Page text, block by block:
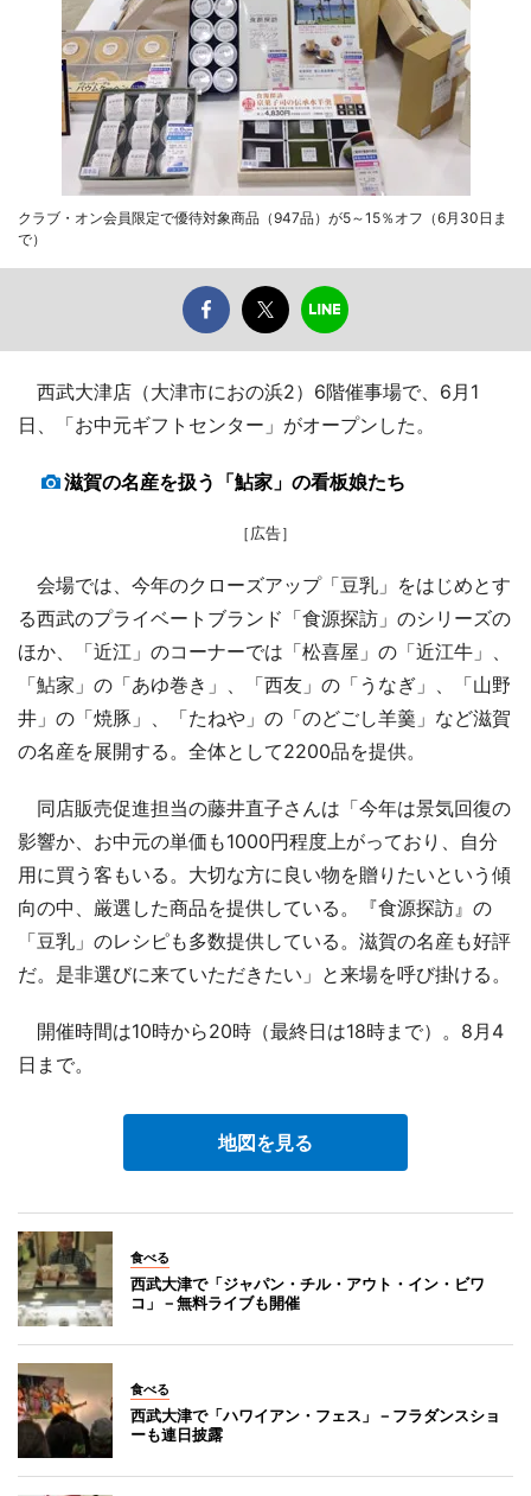
クラブ・オン会員限定で優待対象商品（947品）が5～15％オフ（6月30日ま
で）
西武大津店（大津市におの浜2）6階催事場で、6月1
日、「お中元ギフトセンター」がオープンした。
滋賀の名産を扱う「鮎家」の看板娘たち
［広告］
会場では、今年のクローズアップ「豆乳」をはじめとす
る西武のプライベートブランド「食源探訪」のシリーズの
ほか、「近江」のコーナーでは「松喜屋」の「近江牛」、
「鮎家」の「あゆ巻き」、「西友」の「うなぎ」、「山野
井」の「焼豚」、「たねや」の「のどごし羊羹」など滋賀
の名産を展開する。全体として2200品を提供。
同店販売促進担当の藤井直子さんは「今年は景気回復の
影響か、お中元の単価も1000円程度上がっており、自分
用に買う客もいる。大切な方に良い物を贈りたいという傾
向の中、厳選した商品を提供している。『食源探訪』の
「豆乳」のレシピも多数提供している。滋賀の名産も好評
だ。是非選びに来ていただきたい」と来場を呼び掛ける。
開催時間は10時から20時（最終日は18時まで）。8月4
日まで。
地図を見る
食べる
西武大津で「ジャパン・チル・アウト・イン・ビワ
コ」－無料ライブも開催
食べる
西武大津で「ハワイアン・フェス」－フラダンスショ
ーも連日披露